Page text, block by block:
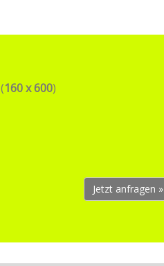
Jetzt anfragen »
160 x 600)